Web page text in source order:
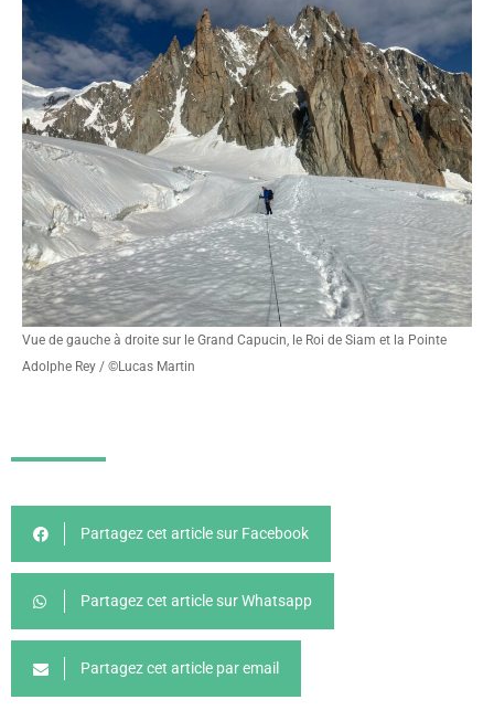
Vue de gauche à droite sur le Grand Capucin, le Roi de Siam et la Pointe
Adolphe Rey / ©Lucas Martin
Partagez cet article sur Facebook
Partagez cet article sur Whatsapp
Partagez cet article par email